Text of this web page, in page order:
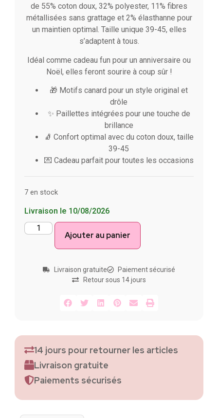
de 55% coton doux, 32% polyester, 11% fibres
métallisées sans grattage et 2% élasthanne pour
un maintien optimal. Taille unique 39-45, elles
s’adaptent à tous.
Idéal comme cadeau fun pour un anniversaire ou
Noël, elles feront sourire à coup sûr !
🎁 Motifs canard pour un style original et
drôle
✨ Paillettes intégrées pour une touche de
brillance
🧦 Confort optimal avec du coton doux, taille
39-45
💌 Cadeau parfait pour toutes les occasions
7 en stock
Livraison le 10/08/2026
Ajouter au panier
Livraison gratuite
Paiement sécurisé
Retour sous 14 jours
14 jours pour retourner les articles
Livraison gratuite
Paiements sécurisés